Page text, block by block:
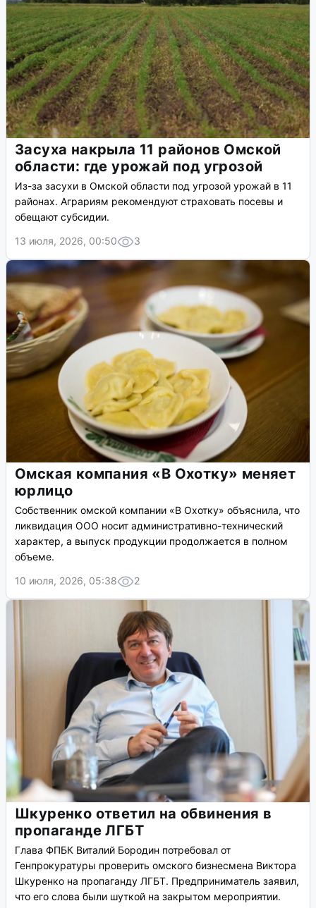
Засуха накрыла 11 районов Омской
области: где урожай под угрозой
Из-за засухи в Омской области под угрозой урожай в 11
районах. Аграриям рекомендуют страховать посевы и
обещают субсидии.
13 июля, 2026, 00:50
3
Омская компания «В Охотку» меняет
юрлицо
Собственник омской компании «В Охотку» объяснила, что
ликвидация ООО носит административно-технический
характер, а выпуск продукции продолжается в полном
объеме.
10 июля, 2026, 05:38
2
Шкуренко ответил на обвинения в
пропаганде ЛГБТ
Глава ФПБК Виталий Бородин потребовал от
Генпрокуратуры проверить омского бизнесмена Виктора
Шкуренко на пропаганду ЛГБТ. Предприниматель заявил,
что его слова были шуткой на закрытом мероприятии.